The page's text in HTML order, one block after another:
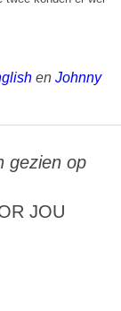
en Johnny
gezien op
JOU